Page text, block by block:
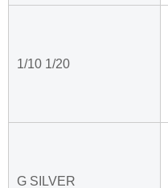
1/10 1/20
G SILVER